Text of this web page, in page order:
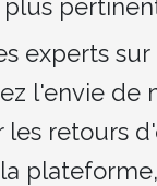
plus
experts
l'envie de
les retours